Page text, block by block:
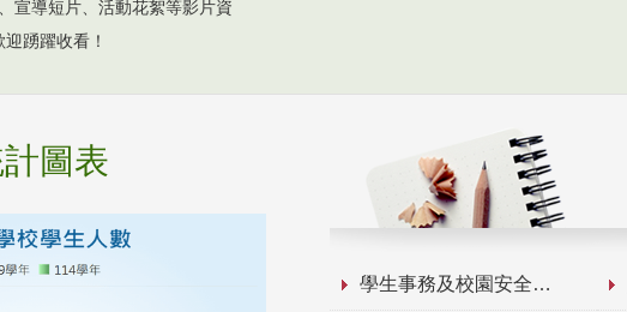
宣導短片、活動花絮等影片資
踴躍收看！
圖表
學生事務及校園安全